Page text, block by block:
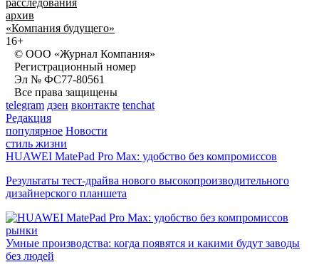
расследования
архив
«Компания будущего»
16+
© ООО «Журнал Компания»
Регистрационный номер
Эл № ФС77-80561
Все права защищены
telegram дзен вконтакте tenchat
Редакция
популярное Новости
стиль жизни
HUAWEI MatePad Pro Max: удобство без компромиссов
Результаты тест-драйва нового высокопроизводительного
дизайнерского планшета
рынки
Умные производства: когда появятся и какими будут заводы
без людей